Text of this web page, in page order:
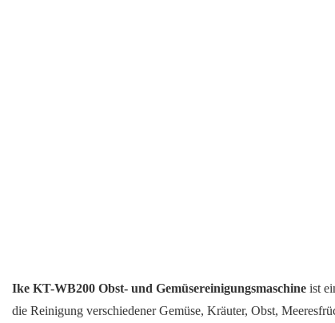
Ike KT-WB200 Obst- und Gemüsereinigungsmaschine ist
die Reinigung verschiedener Gemüse, Kräuter, Obst,